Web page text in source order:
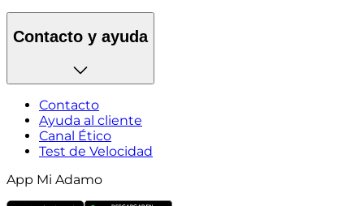
Contacto y ayuda
Contacto
Ayuda al cliente
Canal Ético
Test de Velocidad
App Mi Adamo